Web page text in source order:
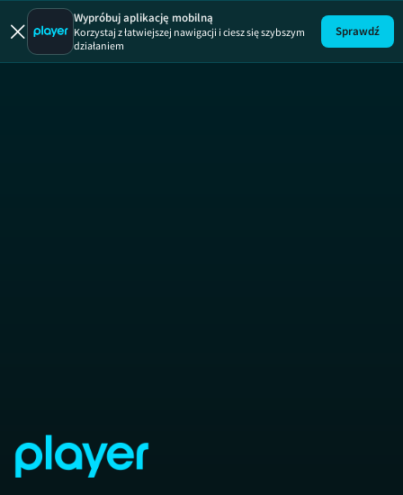
Ukryta
Wypróbuj aplikację mobilną
Korzystaj z łatwiejszej nawigacji i ciesz się szybszym
działaniem
Sprawdź